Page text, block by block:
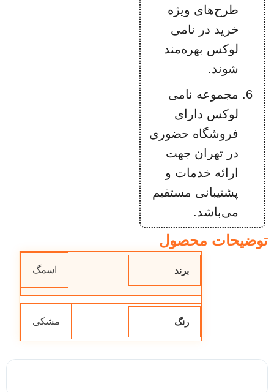
طرح‌های ویژه
خرید در نامی
لوکس بهره‌مند
شوند.
مجموعه نامی
لوکس دارای
فروشگاه حضوری
در تهران جهت
ارائه خدمات و
پشتیبانی مستقیم
می‌باشد.
توضیحات محصول
برند اسمگ
رنگ مشکی